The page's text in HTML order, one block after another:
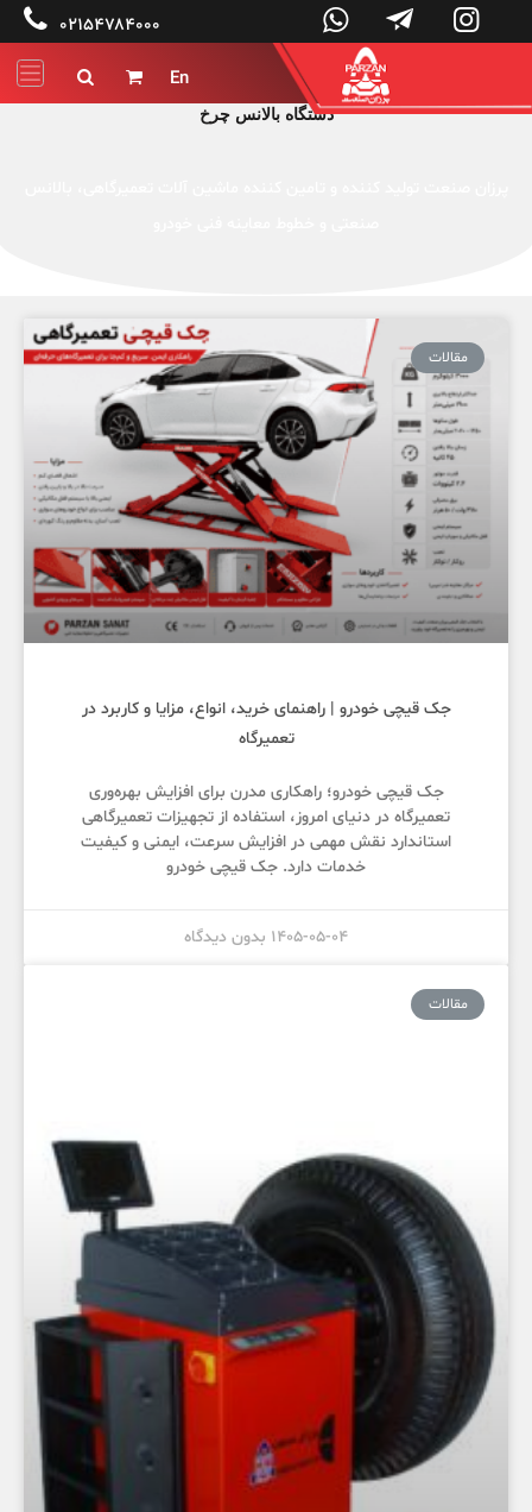



 ۰۲۱۵۴۷۸۴۰۰۰
En


دستگاه بالانس چرخ
مقالات
جک قیچی خودرو | راهنمای خرید، انواع، مزایا و کاربرد در
تعمیرگاه
جک قیچی خودرو؛ راهکاری مدرن برای افزایش بهره‌وری
تعمیرگاه در دنیای امروز، استفاده از تجهیزات تعمیرگاهی
استاندارد نقش مهمی در افزایش سرعت، ایمنی و کیفیت
خدمات دارد. جک قیچی خودرو
1405-05-04 بدون دیدگاه
مقالات